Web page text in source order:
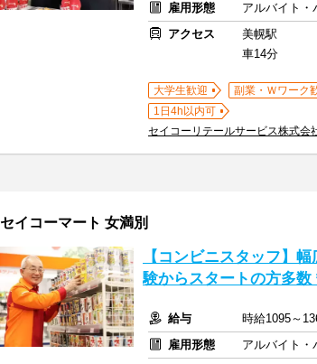
雇用形態
アルバイト・
アクセス
美幌駅
車14分
大学生歓迎 副業・Ｗワーク
1日4h以内可
セイコーリテールサービス株式会
セイコーマート 女満別
【コンビニスタッフ】
験からスタートの方多数
給与
時給1095～
雇用形態
アルバイト・